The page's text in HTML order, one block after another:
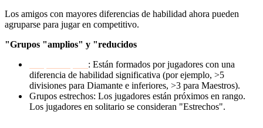
Los amigos con mayores diferencias de habilidad ahora pueden
agruparse para jugar en competitivo.
"Grupos "amplios" y "reducidos
: Están formados por jugadores con una
diferencia de habilidad significativa (por ejemplo, >5
divisiones para Diamante e inferiores, >3 para Maestros).
Grupos estrechos: Los jugadores están próximos en rango.
Los jugadores en solitario se consideran "Estrechos".